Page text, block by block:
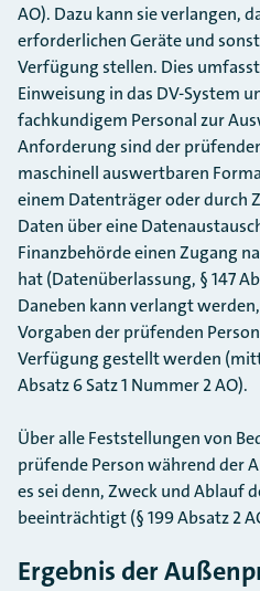
AO). Dazu kann sie verlangen,
erforderlichen Geräte und
Verfügung stellen. Dies
Einweisung in das DV-System
fachkundigem Personal zur
Anforderung sind der
maschinell auswertbaren
einem Datenträger oder durch
Daten über eine
Finanzbehörde einen Zugang
hat (Datenüberlassung, § 147
Daneben kann verlangt
Vorgaben der prüfenden
Verfügung gestellt werden
Absatz 6 Satz 1 Nummer 2 AO).
Über alle Feststellungen von
prüfende Person während der
es sei denn, Zweck und Ablauf
beeinträchtigt (§ 199 Absatz 2
Ergebnis der